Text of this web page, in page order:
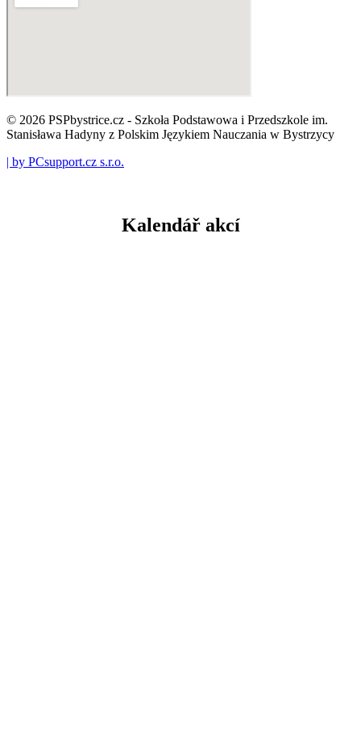
© 2026 PSPbystrice.cz - Szkoła Podstawowa i Przedszkole im.
Stanisława Hadyny z Polskim Językiem Nauczania w Bystrzycy
| by PCsupport.cz s.r.o.
Kalendář akcí